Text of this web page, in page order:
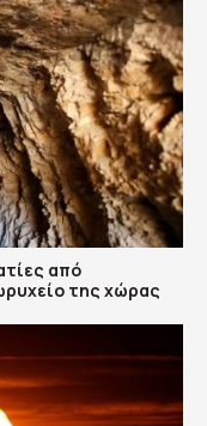
από
της χώρας